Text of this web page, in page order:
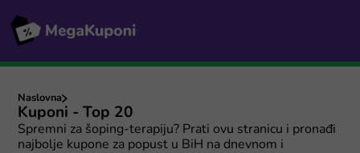
Naslovna
Kuponi - Top 20
Spremni za šoping-terapiju? Prati ovu stranicu i pronađi
najbolje kupone za popust u BiH na dnevnom i